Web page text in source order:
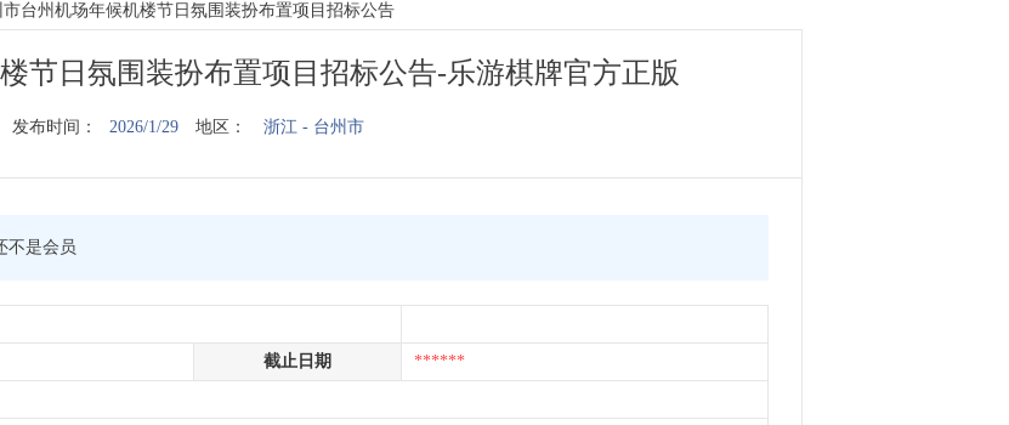
市台州机场年候机楼节日氛围装扮布置项目招标公告
节日氛围装扮布置项目招标公告-乐游棋牌官方正版
发布时间： 2026/1/29 地区： 浙江 - 台州市
不是会员
截止日期 ******